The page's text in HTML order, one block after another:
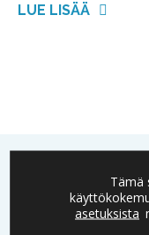
LUE LISÄÄ
Boardman on
Tämä
asetuksista